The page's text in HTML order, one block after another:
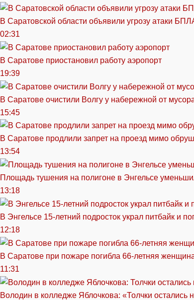
В Саратовской области объявили угрозу атаки
02:31
В Саратове приостановил работу аэропорт
19:39
В Саратове очистили Волгу у набережной от
15:45
В Саратове продлили запрет на проезд мимо
13:54
Площадь тушения на полигоне в Энгельсе
13:18
В Энгельсе 15-летний подросток украл питбайк и
12:18
В Саратове при пожаре погибла 66-летняя
11:31
Володин в колледже Яблочкова: «Толчки остались